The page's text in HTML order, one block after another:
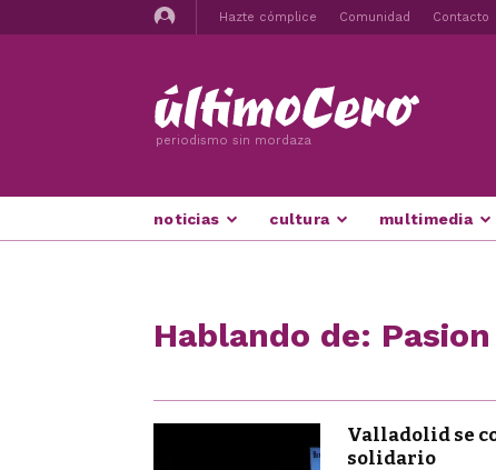
Hazte cómplice Comunidad Contacto
periodismo sin mordaza
noticias cultura multimedia
Hablando de: Pasion
Valladolid se
solidario